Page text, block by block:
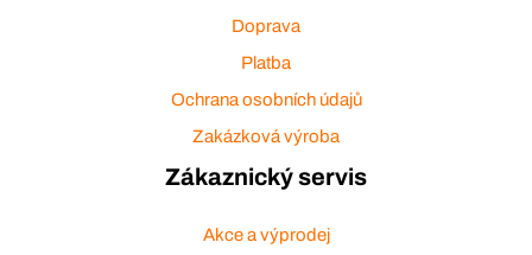
Doprava
Platba
Ochrana osobních údajů
Zakázková výroba
Zákaznický servis
Akce a výprodej